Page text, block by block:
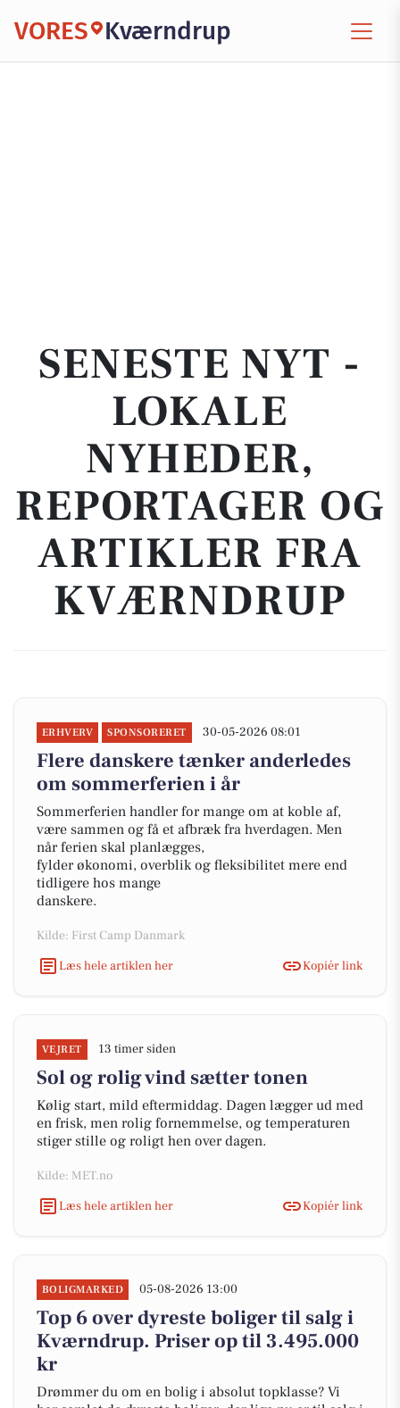
VORES Kværndrup
SENESTE NYT -
LOKALE
NYHEDER,
REPORTAGER OG
ARTIKLER FRA
KVÆRNDRUP
ERHVERV SPONSORERET 30-05-2026 08:01
Flere danskere tænker anderledes
om sommerferien i år
Sommerferien handler for mange om at koble af,
være sammen og få et afbræk fra hverdagen. Men
når ferien skal planlægges,
fylder økonomi, overblik og fleksibilitet mere end
tidligere hos mange
danskere.
Kilde: First Camp Danmark
Læs hele artiklen her
Kopiér link
VEJRET 13 timer siden
Sol og rolig vind sætter tonen
Kølig start, mild eftermiddag. Dagen lægger ud med
en frisk, men rolig fornemmelse, og temperaturen
stiger stille og roligt hen over dagen.
Kilde: MET.no
Læs hele artiklen her
Kopiér link
BOLIGMARKED 05-08-2026 13:00
Top 6 over dyreste boliger til salg i
Kværndrup. Priser op til 3.495.000
kr
Drømmer du om en bolig i absolut topklasse? Vi